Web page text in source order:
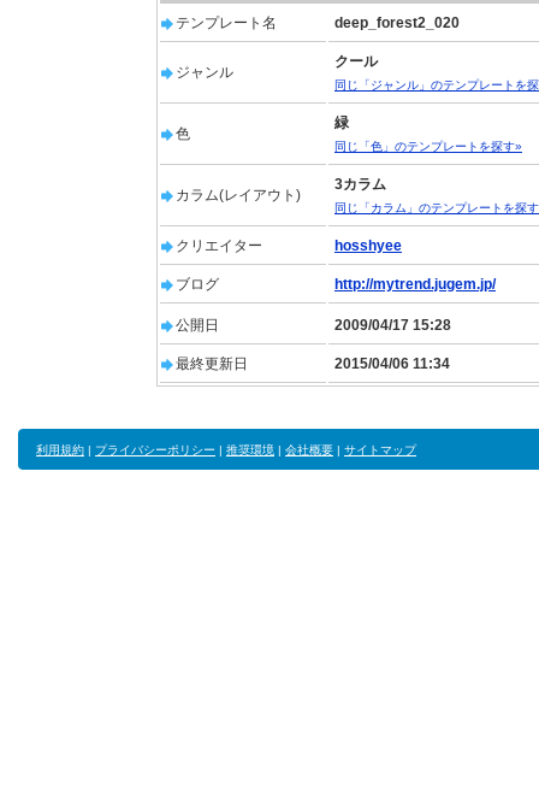
テンプレート名 deep_forest2_020
ジャンル
クール
同じ「ジャンル」のテンプレートを
色
緑
同じ「色」のテンプレートを探す»
カラム(レイアウト)
3カラム
同じ「カラム」のテンプレートを探
クリエイター hosshyee
ブログ http://mytrend.jugem.jp/
公開日 2009/04/17 15:28
最終更新日 2015/04/06 11:34
利用規約 | プライバシーポリシー | 推奨環境 | 会社概要 | サイトマップ